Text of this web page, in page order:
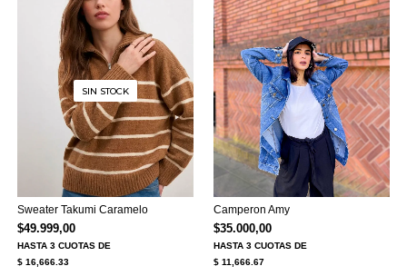
SIN STOCK
Sweater Takumi Caramelo
$49.999,00
HASTA 3 CUOTASDE
$ 16,666.33
Camperon Amy
$35.000,00
HASTA3 CUOTAS DE
$ 11,666.67